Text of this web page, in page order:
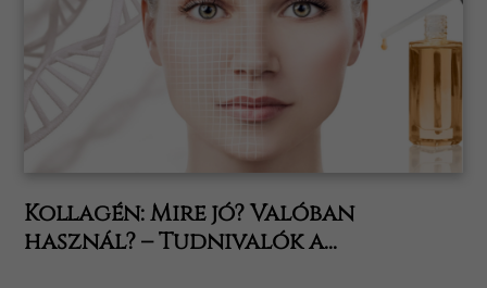
Kollagén: Mire jó? Valóban
használ? – Tudnivalók a...